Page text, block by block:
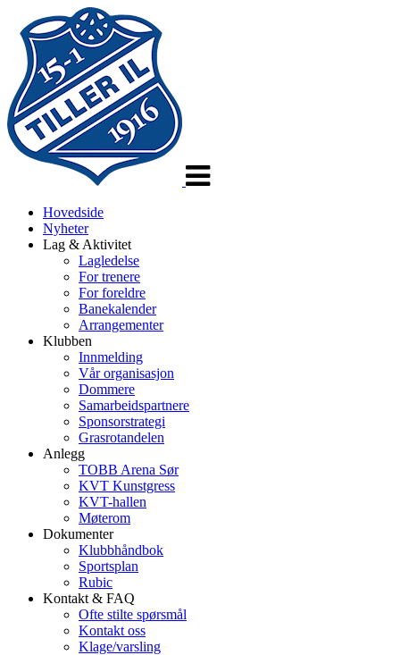
Hovedside
Nyheter
Lag & Aktivitet
Lagledelse
For trenere
For foreldre
Banekalender
Arrangementer
Klubben
Innmelding
Vår organisasjon
Dommere
Samarbeidspartnere
Sponsorstrategi
Grasrotandelen
Anlegg
TOBB Arena Sør
KVT Kunstgress
KVT-hallen
Møterom
Dokumenter
Klubbhåndbok
Sportsplan
Rubic
Kontakt & FAQ
Ofte stilte spørsmål
Kontakt oss
Klage/varsling